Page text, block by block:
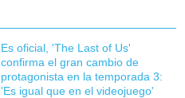
Es oficial, 'The Last of Us'
confirma el gran cambio de
protagonista en la temporada 3:
'Es igual que en el videojuego'